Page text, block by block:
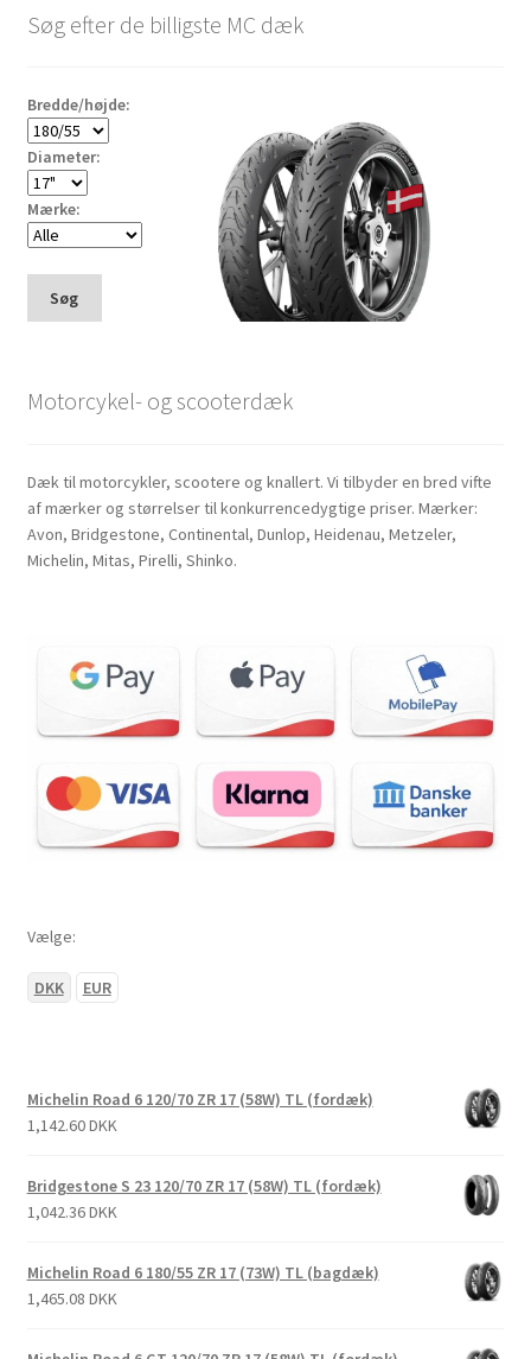
Søg efter de billigste MC dæk
Bredde/højde:
Diameter:
Mærke:
Søg
Motorcykel- og scooterdæk
Dæk til motorcykler, scootere og knallert. Vi tilbyder en bred vifte
af mærker og størrelser til konkurrencedygtige priser. Mærker:
Avon, Bridgestone, Continental, Dunlop, Heidenau, Metzeler,
Michelin, Mitas, Pirelli, Shinko.
Vælge:
DKK EUR
Michelin Road 6 120/70 ZR 17 (58W) TL (fordæk)
1,142.60 DKK
Bridgestone S 23 120/70 ZR 17 (58W) TL (fordæk)
1,042.36 DKK
Michelin Road 6 180/55 ZR 17 (73W) TL (bagdæk)
1,465.08 DKK